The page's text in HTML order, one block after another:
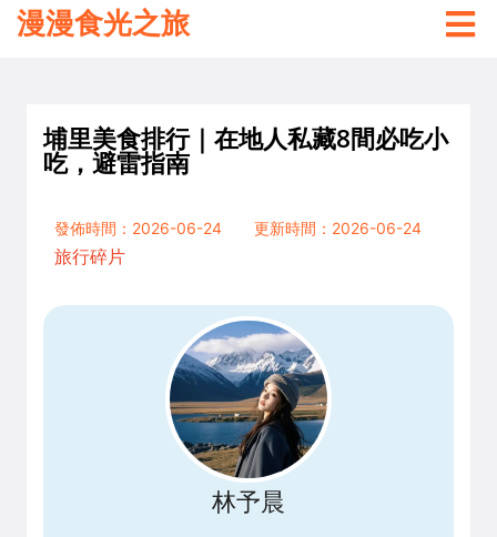
漫漫食光之旅
埔里美食排行｜在地人私藏8間必吃小
吃，避雷指南
發佈時間：2026-06-24
更新時間：2026-06-24
旅行碎片
林予晨